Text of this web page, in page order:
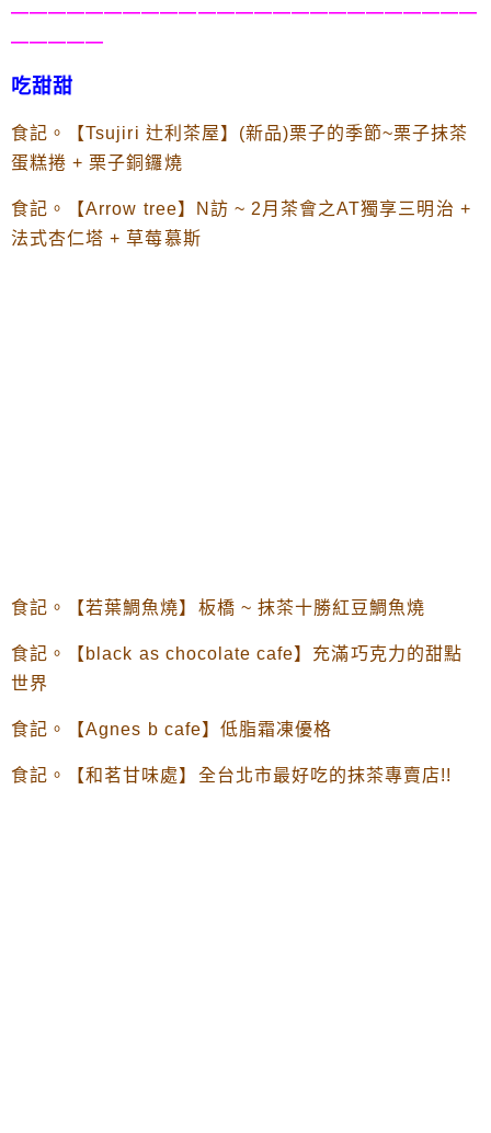
—————————————————————————
—————
吃甜甜
食記。【Tsujiri 辻利茶屋】(新品)栗子的季節~栗子抹茶
蛋糕捲 + 栗子銅鑼燒
食記。【Arrow tree】N訪 ~ 2月茶會之AT獨享三明治 +
法式杏仁塔 + 草莓慕斯
食記。【若葉鯛魚燒】板橋 ~ 抹茶十勝紅豆鯛魚燒
食記。【black as chocolate cafe】充滿巧克力的甜點
世界
食記。【Agnes b cafe】低脂霜凍優格
食記。【和茗甘味處】全台北市最好吃的抹茶專賣店!!